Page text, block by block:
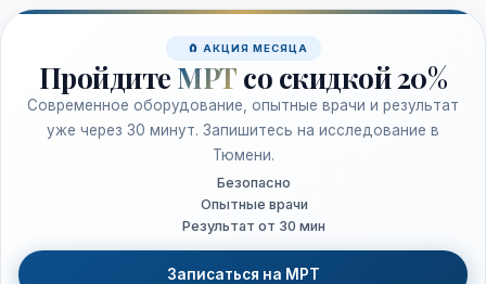
🧲 АКЦИЯ МЕСЯЦА
Пройдите МРТ со скидкой 20%
Современное оборудование, опытные врачи и результат
уже через 30 минут. Запишитесь на исследование в
Тюмени.
Безопасно
Опытные врачи
Результат от 30 мин
Записаться на МРТ